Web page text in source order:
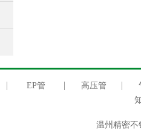
EP管 高压管
温州精密